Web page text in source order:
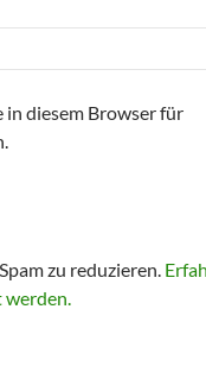
diesem Browser für
zu reduzieren.
werden.